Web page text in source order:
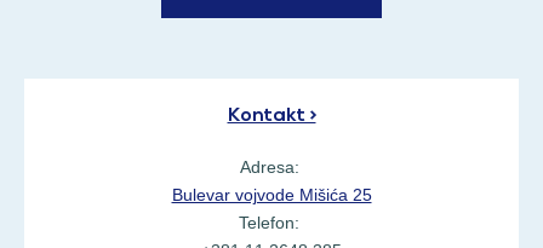
Kontakt >
Adresa:
Bulevar vojvode Mišića 25
Telefon: